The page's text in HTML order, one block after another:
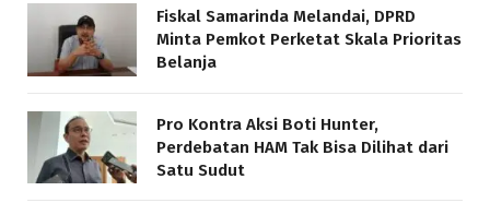
Fiskal Samarinda Melandai, DPRD
Minta Pemkot Perketat Skala Prioritas
Belanja
Pro Kontra Aksi Boti Hunter,
Perdebatan HAM Tak Bisa Dilihat dari
Satu Sudut